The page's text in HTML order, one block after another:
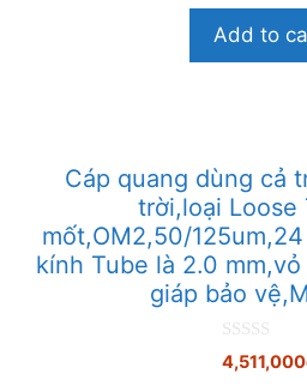
à
5
Add to
Cáp quang dùng cả
trời,loại Loose
mốt,OM2,50/
kính Tube là 2.0
giáp bảo
0
n
4,511,000